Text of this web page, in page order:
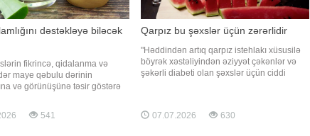
dəstəkləyə biləcək
fikrincə, qidalanma və
maye qəbulu dərinin
və görünüşünə təsir göstərə
zəngin bəzi içkilər iltihabın
kollagen sintezinin
541
Qarpız bu şəxslər üçün zərərlidir
"Həddindən artıq qarpız istehlakı xüsusilə
böyrək xəstəliyindən əziyyət çəkənlər və
şəkərli diabeti olan şəxslər üçün ciddi
güclü sidikqovucu təsirə mali
07.07.2026 630